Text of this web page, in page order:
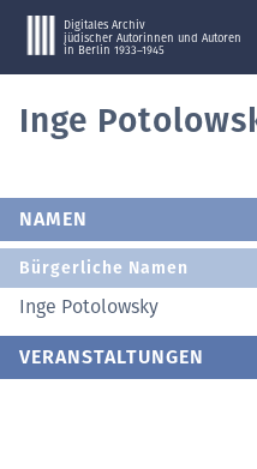
Digitales Archiv
jüdischer Autorinnen und Autoren
in Berlin 1933–1945
Inge
NAMEN
Bürgerliche Namen
Inge Potolowsky
VERANSTALTUNGEN